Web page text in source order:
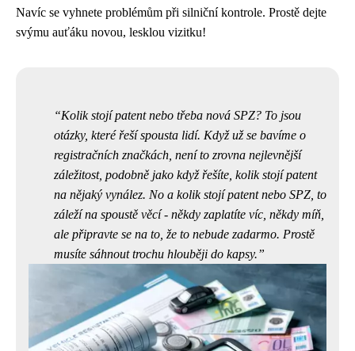
Navíc se vyhnete problémům při silniční kontrole. Prostě dejte
svýmu auťáku novou, lesklou vizitku!
Kolik stojí patent nebo třeba nová SPZ? To jsou
otázky, které řeší spousta lidí. Když už se bavíme o
registračních značkách, není to zrovna nejlevnější
záležitost, podobně jako když řešíte, kolik stojí patent
na nějaký vynález. No a kolik stojí patent nebo SPZ, to
záleží na spoustě věcí - někdy zaplatíte víc, někdy míň,
ale připravte se na to, že to nebude zadarmo. Prostě
musíte sáhnout trochu hlouběji do kapsy.